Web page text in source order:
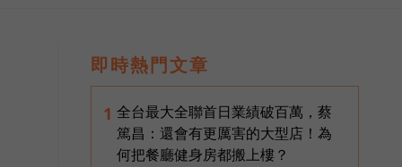
即時熱門文章
1 全台最大全聯首日業績破百萬，蔡
篤昌：還會有更厲害的大型店！為
何把餐廳健身房都搬上樓？